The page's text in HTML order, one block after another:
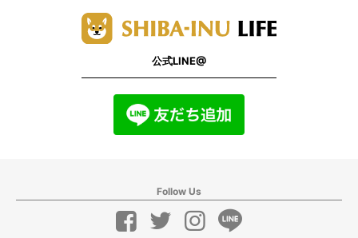
公式LINE@
Follow Us